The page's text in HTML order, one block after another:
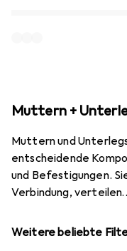
Muttern +
Muttern und
entscheidende
und Befestigungen.
Verbindung, verteilen
Weitere beliebte